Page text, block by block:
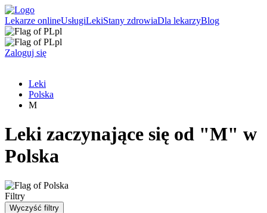
Lekarze onlineUsługiLekiStany zdrowiaDla lekarzyBlog
pl
pl
Zaloguj się
Leki
Polska
M
Leki zaczynające się od "M" w
Polska
Filtry
Wyczyść filtry